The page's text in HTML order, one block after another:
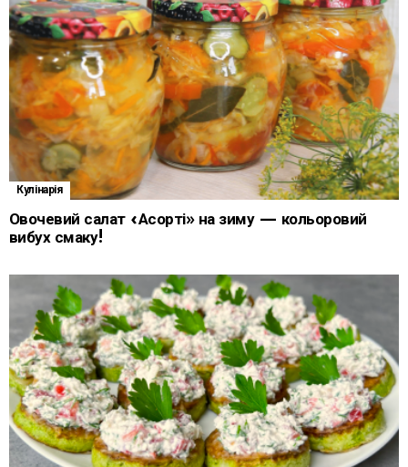
Кулінарія
Овочевий салат «Асорті» на зиму — кольоровий
вибух смаку!